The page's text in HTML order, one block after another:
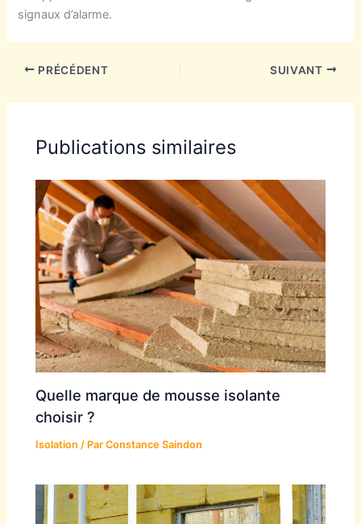
signaux d’alarme.
PRÉCÉDENT SUIVANT
Publications similaires
Quelle marque de mousse isolante
choisir ?
Isolation / ParConstance Saindon